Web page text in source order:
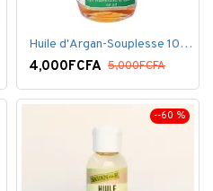
Huile d'Argan-Souplesse 100% Bio - 60 ml
4,000FCFA 5,000FCFA
--60 %